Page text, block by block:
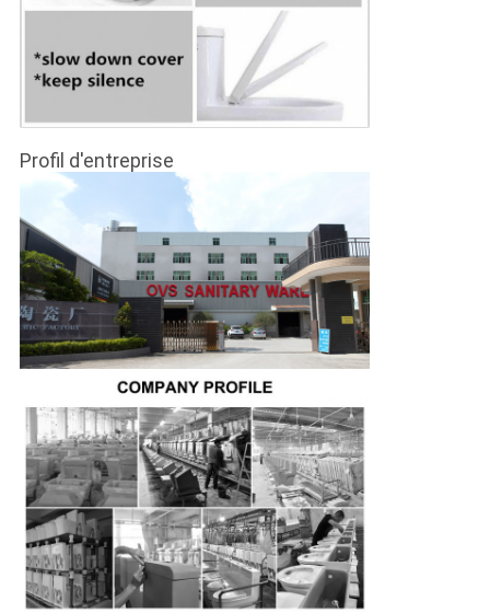
Profil d'entreprise